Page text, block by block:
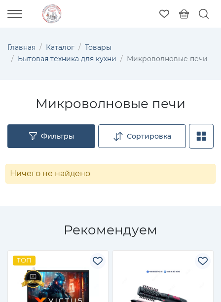
Главная Каталог
Товары
Бытовая техника для кухни
Микроволновые печи
Микроволновые печи
Фильтры Сортировка
Ничего не найдено
Рекомендуем
ТОП